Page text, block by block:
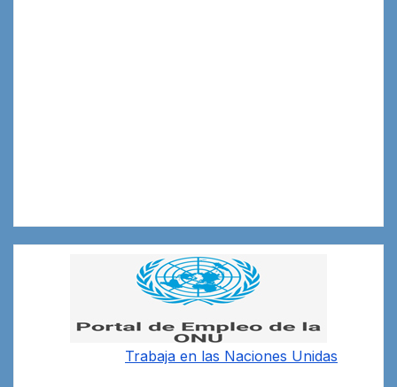
Trabaja en las Naciones Unidas